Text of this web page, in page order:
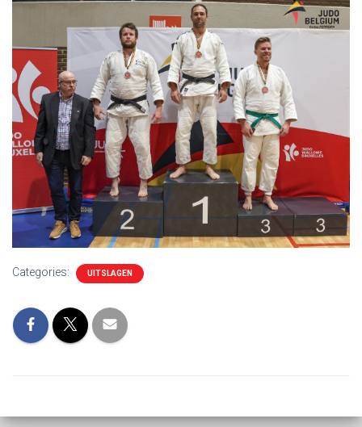
Categories: UITSLAGEN